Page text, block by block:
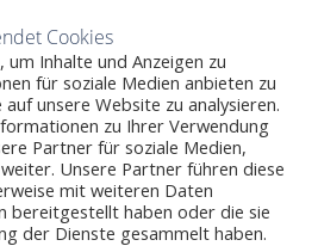
Unternehmen
Cookies
um Inhalte und Anzeigen zu
für soziale Medien anbieten zu
unsere Website zu analysieren.
zu Ihrer Verwendung
Partner für soziale Medien,
Unsere Partner führen diese
mit weiteren Daten
bereitgestellt haben oder die sie
der Dienste gesammelt haben.